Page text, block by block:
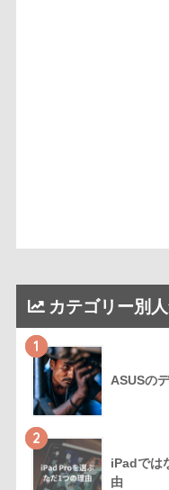
カテゴリー別
1
ASUSの
2
iPadでは
由